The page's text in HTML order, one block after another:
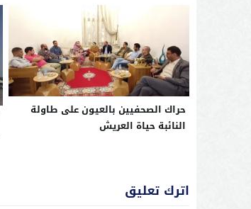
حراك الصحفيين بالعيون على طاولة
النائبة حياة العريش
اترك تعليق